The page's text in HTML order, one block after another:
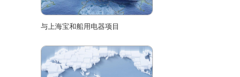
与上海宝和船用电器项目